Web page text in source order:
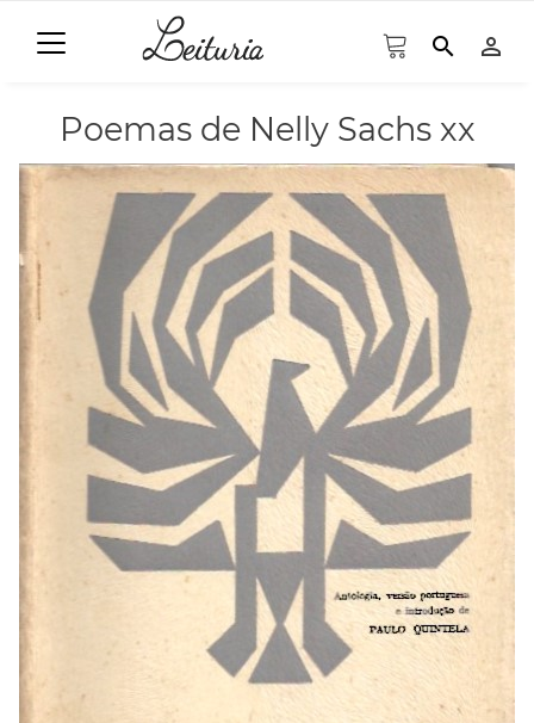
search person_outline
Poemas de Nelly Sachs xx